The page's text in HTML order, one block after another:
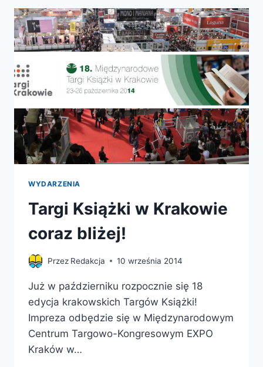
WYDARZENIA
Targi Książki w Krakowie
coraz bliżej!
Przez Redakcja 10 września 2014
Już w październiku rozpocznie się 18
edycja krakowskich Targów Książki!
Impreza odbędzie się w Międzynarodowym
Centrum Targowo-Kongresowym EXPO
Kraków w…